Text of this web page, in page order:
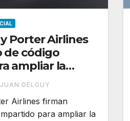
Porter Airlines
de código
ampliar la
Canadá
JUAN DELGUY
Airlines firman
para ampliar la